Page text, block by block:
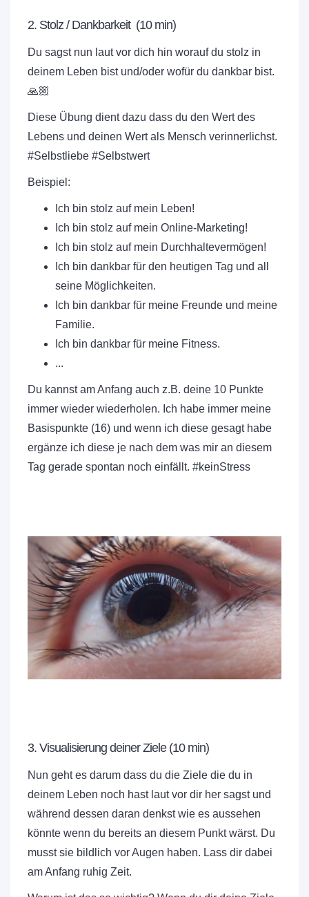
2. Stolz / Dankbarkeit (10 min)
Du sagst nun laut vor dich hin worauf du stolz in
deinem Leben bist und/oder wofür du dankbar bist.
🙏🏼
Diese Übung dient dazu dass du den Wert des
Lebens und deinen Wert als Mensch verinnerlichst.
#Selbstliebe #Selbstwert
Beispiel:
Ich bin stolz auf mein Leben!
Ich bin stolz auf mein Online-Marketing!
Ich bin stolz auf mein Durchhaltevermögen!
Ich bin dankbar für den heutigen Tag und all
seine Möglichkeiten.
Ich bin dankbar für meine Freunde und meine
Familie.
Ich bin dankbar für meine Fitness.
...
Du kannst am Anfang auch z.B. deine 10 Punkte
immer wieder wiederholen. Ich habe immer meine
Basispunkte (16) und wenn ich diese gesagt habe
ergänze ich diese je nach dem was mir an diesem
Tag gerade spontan noch einfällt. #keinStress
3. Visualisierung deiner Ziele (10 min)
Nun geht es darum dass du die Ziele die du in
deinem Leben noch hast laut vor dir her sagst und
während dessen daran denkst wie es aussehen
könnte wenn du bereits an diesem Punkt wärst. Du
musst sie bildlich vor Augen haben. Lass dir dabei
am Anfang ruhig Zeit.